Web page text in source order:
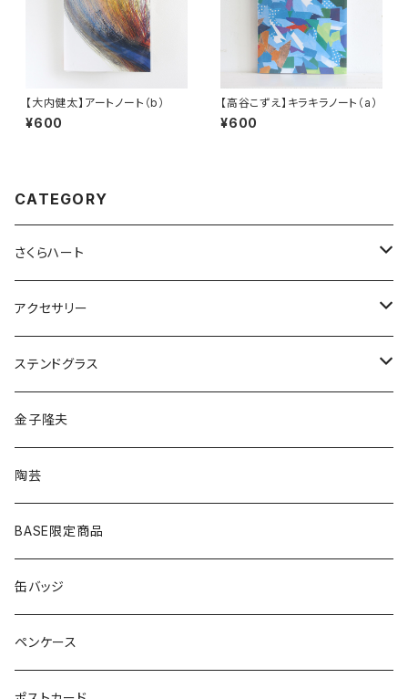
【大内健太】アートノート（b）
¥600
【高谷こずえ】キラキラノート（a）
¥600
CATEGORY
さくらハート
ペンダント
ゴールド
シルバー
ピアス
ゴールド
シルバー
アクセサリー
ネックレス
ピアス
イヤリング
ヘアゴム
ポニーフック
ブローチ
ステンドグラス
アクセサリー
イヤリング
ピアス
雑貨・小物
金子隆夫
陶芸
BASE限定商品
缶バッジ
ペンケース